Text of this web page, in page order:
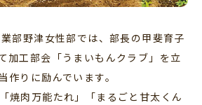
部野津女性部では、部長の甲斐育子
加工部会「うまいもんクラブ」を立
作りに励んでいます。
焼肉万能たれ」「まるごと甘太くん